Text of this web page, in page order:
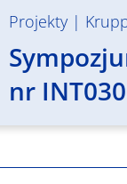
Projekty|
nr